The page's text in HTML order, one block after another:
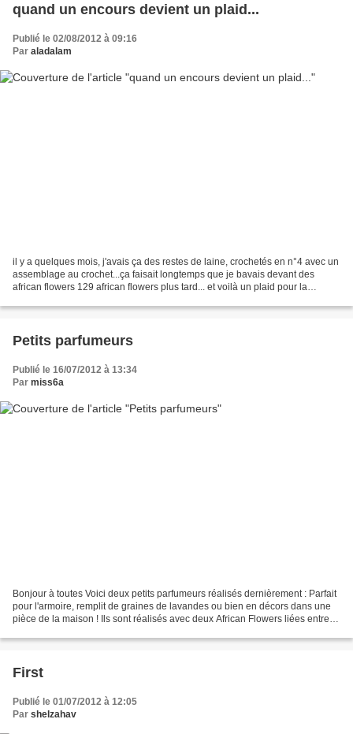
quand un encours devient un plaid...
Publié le 02/08/2012 à 09:16
Par aladalam
il y a quelques mois, j'avais ça des restes de laine, crochetés en n°4 avec un
assemblage au crochet...ça faisait longtemps que je bavais devant des
african flowers 129 african flowers plus tard... et voilà un plaid pour la
Petits parfumeurs
Publié le 16/07/2012 à 13:34
Par miss6a
Bonjour à toutes Voici deux petits parfumeurs réalisés dernièrement : Parfait
pour l'armoire, remplit de graines de lavandes ou bien en décors dans une
pièce de la maison ! Ils sont réalisés avec deux African Flowers liées entre
First
Publié le 01/07/2012 à 12:05
Par shelzahav